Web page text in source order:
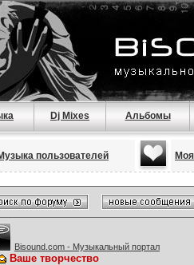
Dj Mixes Альбомы
пользователей
Bisound.com - Музыкальный портал
Ваше творчество